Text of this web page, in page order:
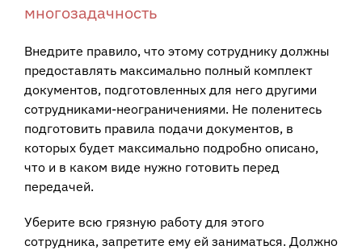
многозадачность
Внедрите правило, что этому сотруднику должны
предоставлять максимально полный комплект
документов, подготовленных для него другими
сотрудниками-неограничениями. Не поленитесь
подготовить правила подачи документов, в
которых будет максимально подробно описано,
что и в каком виде нужно готовить перед
передачей.
Уберите всю грязную работу для этого
сотрудника, запретите ему ей заниматься. Должно